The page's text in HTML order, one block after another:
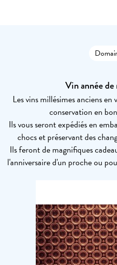
Vin année de
Les vins millésimes anciens en
conservation en
Ils vous seront expédiés en
chocs et préservant des
Ils feront de magnifiques
l'anniversaire d'un proche ou